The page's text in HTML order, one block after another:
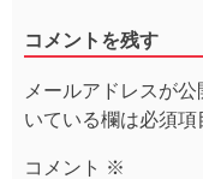
ゲ
シ
ョ
ン
コメントを残す
メールアドレスが公
いている欄は必須項
コメント ※